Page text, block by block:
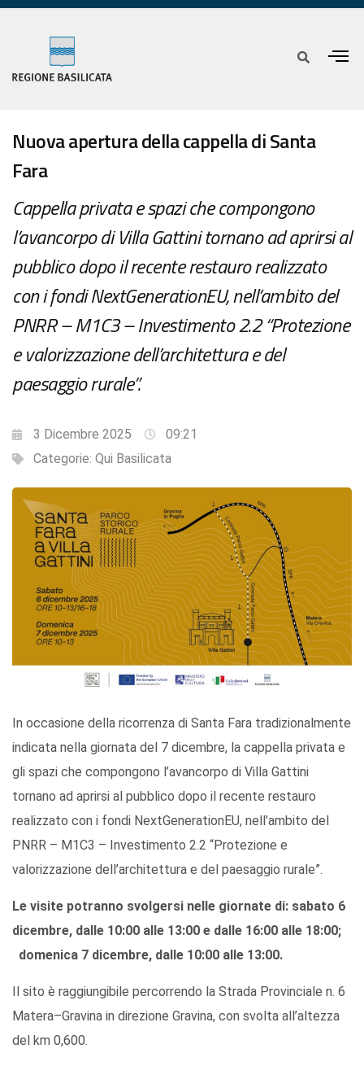
Nuova apertura della cappella di Santa
Fara
Cappella privata e spazi che compongono
l’avancorpo di Villa Gattini tornano ad aprirsi al
pubblico dopo il recente restauro realizzato
con i fondi NextGenerationEU, nell’ambito del
PNRR – M1C3 – Investimento 2.2 “Protezione
e valorizzazione dell’architettura e del
paesaggio rurale”.
3 Dicembre 2025
09:21
Categorie: Qui Basilicata
In occasione della ricorrenza di Santa Fara tradizionalmente
indicata nella giornata del 7 dicembre, la cappella privata e
gli spazi che compongono l’avancorpo di Villa Gattini
tornano ad aprirsi al pubblico dopo il recente restauro
realizzato con i fondi NextGenerationEU, nell’ambito del
PNRR – M1C3 – Investimento 2.2 “Protezione e
valorizzazione dell’architettura e del paesaggio rurale”.
Le visite potranno svolgersi nelle giornate di: sabato 6
dicembre, dalle 10:00 alle 13:00 e dalle 16:00 alle 18:00;
domenica 7 dicembre, dalle 10:00 alle 13:00.
Il sito è raggiungibile percorrendo la Strada Provinciale n. 6
Matera–Gravina in direzione Gravina, con svolta all’altezza
del km 0,600.